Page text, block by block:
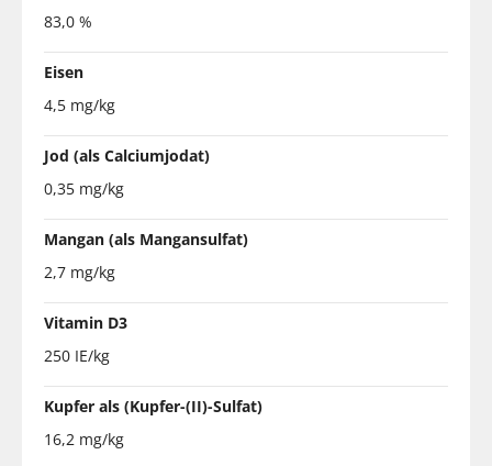
83,0 %
Eisen
4,5 mg/kg
Jod (als Calciumjodat)
0,35 mg/kg
Mangan (als Mangansulfat)
2,7 mg/kg
Vitamin D3
250 IE/kg
Kupfer als (Kupfer-(II)-Sulfat)
16,2 mg/kg